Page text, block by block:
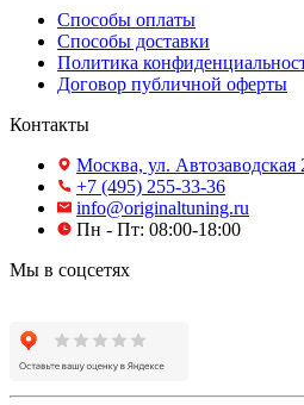
Способы оплаты
Способы доставки
Политика
Договор публичной оферты
Контакты
Москва, ул. Автозаводская
+7 (495) 255-33-36
info@originaltuning.ru
Пн - Пт: 08:00-18:00
Мы в соцсетях